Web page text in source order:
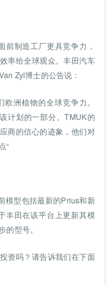
前制造工厂更具竞争力，
率给全球观众。丰田汽车
Zyl博士的公告说：
洲植物的全球竞争力。
计划的一部分。TMUK的
商的信心的迹象，他们对
“
模型包括最新的Prius和新
丰田在该平台上更新其模
型号。
资吗？请告诉我们在下面